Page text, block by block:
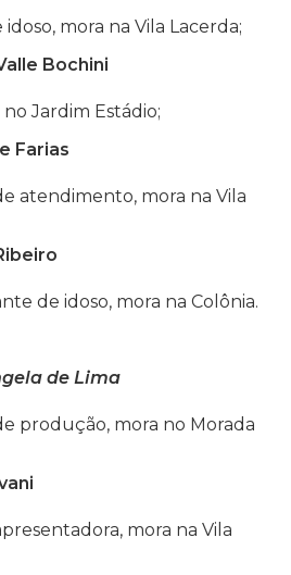
mora na Vila Lacerda;
Bochini
Jardim Estádio;
Farias
atendimento, mora na Vila
de idoso, mora na Colônia.
de Lima
produção, mora no Morada
mora na Vila